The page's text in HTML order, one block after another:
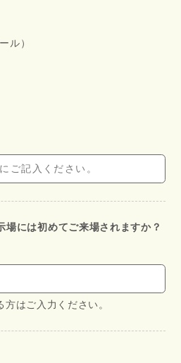
ル）
場には初めてご来場されますか？
はご入力ください。